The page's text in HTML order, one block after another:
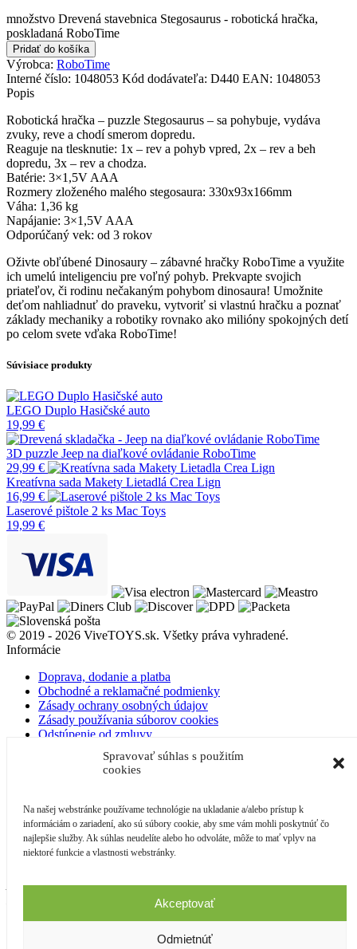
Spravovať súhlas s použitím
cookies
Na našej webstránke používame technológie na ukladanie a/alebo prístup k
informáciám o zariadení, ako sú súbory cookie, aby sme vám mohli poskytnúť čo
najlepšie služby. Ak súhlas neudelíte alebo ho odvoláte, môže to mať vplyv na
niektoré funkcie a vlastnosti webstránky.
Akceptovať
Odmietnúť
množstvo Drevená stavebnica Stegosaurus - robotická hračka,
poskladaná RoboTime
Pridať do košíka
Výrobca: RoboTime
Interné číslo: 1048053 Kód dodávateľa: D440 EAN: 1048053
Popis
Robotická hračka – puzzle Stegosaurus – sa pohybuje, vydáva
zvuky, reve a chodí smerom dopredu.
Reaguje na tlesknutie: 1x – rev a pohyb vpred, 2x – rev a beh
dopredu, 3x – rev a chodza.
Batérie: 3×1,5V AAA
Rozmery zloženého malého stegosaura: 330x93x166mm
Váha: 1,36 kg
Napájanie: 3×1,5V AAA
Odporúčaný vek: od 3 rokov
Oživte obľúbené Dinosaury – zábavné hračky RoboTime a využite
ich umelú inteligenciu pre voľný pohyb. Prekvapte svojich
priateľov, či rodinu nečakaným pohybom dinosaura! Umožnite
deťom nahliadnuť do praveku, vytvoriť si vlastnú hračku a poznať
základy mechaniky a robotiky rovnako ako milióny spokojných detí
po celom svete vďaka RoboTime!
Súvisiace produkty
LEGO Duplo Hasičské auto
19,99 €
3D puzzle Jeep na diaľkové ovládanie RoboTime
29,99 €
Kreatívna sada Makety Lietadlá Crea Lign
16,99 €
Laserové pištole 2 ks Mac Toys
19,99 €
© 2019 - 2026 ViveTOYS.sk. Všetky práva vyhradené.
Informácie
Doprava, dodanie a platba
Obchodné a reklamačné podmienky
Zásady ochrany osobných údajov
Zásady používania súborov cookies
Odstúpenie od zmluvy
Môj účet
Prihlásenie
Kontakt
ARTE studio, s.r.o.